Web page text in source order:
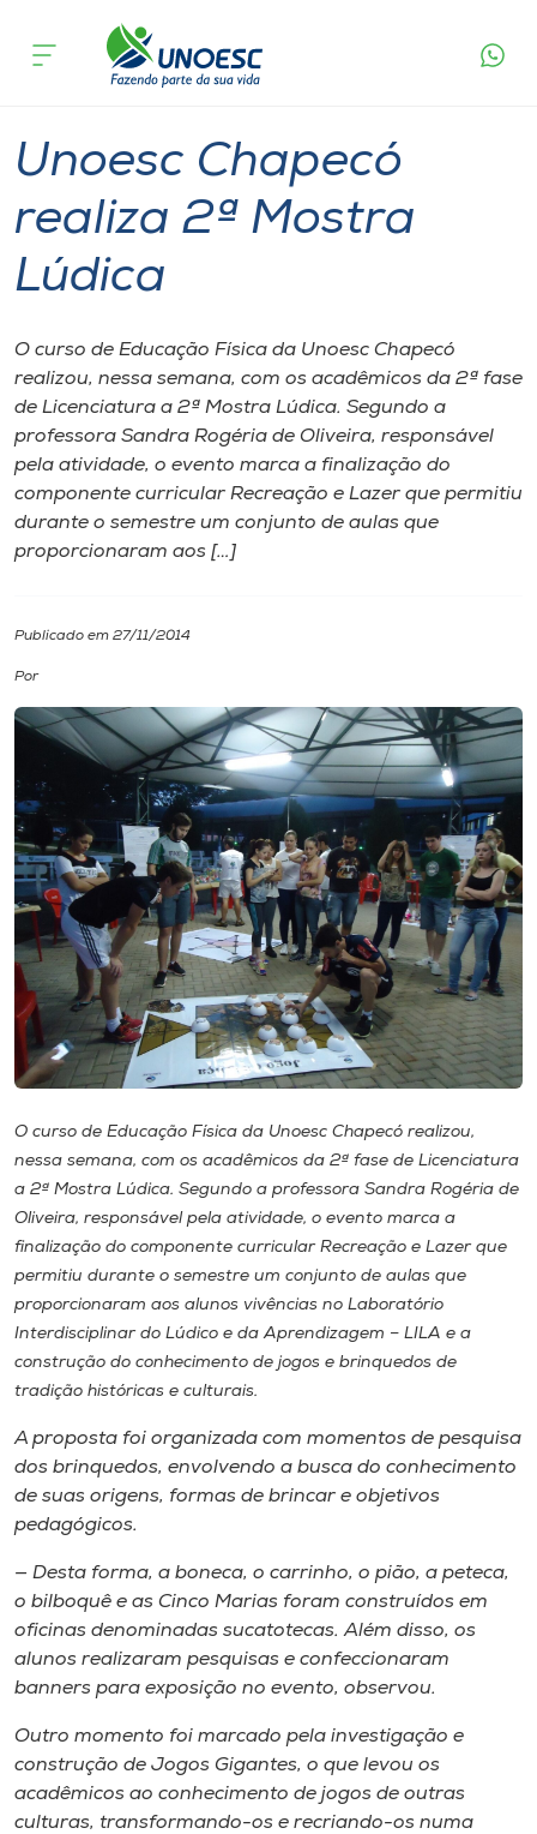
Cursos
Atendimento ao Estudante
Portal de Ensino
A
Unoesc
Internacionalização
Cultura
CPA
Biblioteca
Editora
Rádio
Museu
Unoesc
Store
Selecione
o idioma
acontece
Unoesc Chapecó
realiza 2ª Mostra
Lúdica
O curso de Educação Física da Unoesc Chapecó
realizou, nessa semana, com os acadêmicos da 2ª fase
de Licenciatura a 2ª Mostra Lúdica. Segundo a
professora Sandra Rogéria de Oliveira, responsável
pela atividade, o evento marca a finalização do
componente curricular Recreação e Lazer que permitiu
durante o semestre um conjunto de aulas que
proporcionaram aos […]
Publicado em 27/11/2014
Por
O curso de Educação Física da Unoesc Chapecó realizou,
nessa semana, com os acadêmicos da 2ª fase de Licenciatura
a 2ª Mostra Lúdica. Segundo a professora Sandra Rogéria de
Oliveira, responsável pela atividade, o evento marca a
finalização do componente curricular Recreação e Lazer que
permitiu durante o semestre um conjunto de aulas que
proporcionaram aos alunos vivências no Laboratório
Interdisciplinar do Lúdico e da Aprendizagem – LILA e a
construção do conhecimento de jogos e brinquedos de
tradição históricas e culturais.
A proposta foi organizada com momentos de pesquisa
dos brinquedos, envolvendo a busca do conhecimento
de suas origens, formas de brincar e objetivos
pedagógicos.
— Desta forma, a boneca, o carrinho, o pião, a peteca,
o bilboquê e as Cinco Marias foram construídos em
oficinas denominadas sucatotecas. Além disso, os
alunos realizaram pesquisas e confeccionaram
banners para exposição no evento, observou.
Outro momento foi marcado pela investigação e
construção de Jogos Gigantes, o que levou os
acadêmicos ao conhecimento de jogos de outras
culturas, transformando-os e recriando-os numa